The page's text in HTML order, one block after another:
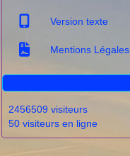
Version texte
Mentions Légales
2456509 visiteurs
50 visiteurs en ligne